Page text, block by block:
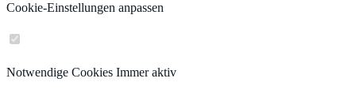
Cookie-Einstellungen anpassen
Notwendige Cookies Immer aktiv